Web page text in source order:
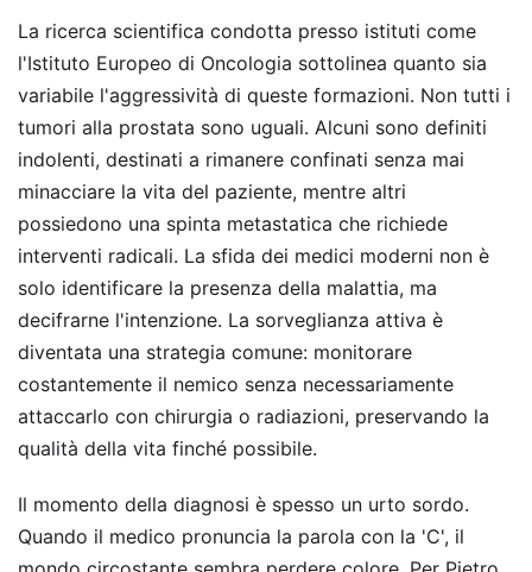
La ricerca scientifica condotta presso istituti come
l'Istituto Europeo di Oncologia sottolinea quanto sia
variabile l'aggressività di queste formazioni. Non tutti i
tumori alla prostata sono uguali. Alcuni sono definiti
indolenti, destinati a rimanere confinati senza mai
minacciare la vita del paziente, mentre altri
possiedono una spinta metastatica che richiede
interventi radicali. La sfida dei medici moderni non è
solo identificare la presenza della malattia, ma
decifrarne l'intenzione. La sorveglianza attiva è
diventata una strategia comune: monitorare
costantemente il nemico senza necessariamente
attaccarlo con chirurgia o radiazioni, preservando la
qualità della vita finché possibile.
Il momento della diagnosi è spesso un urto sordo.
Quando il medico pronuncia la parola con la 'C', il